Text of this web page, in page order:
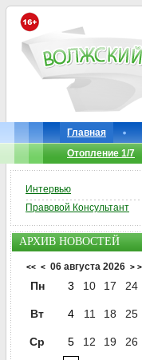
Главная
Отопление 1/7
Интервью
Правовой Консультант
АРХИВ НОВОСТЕЙ
<< < 06 августа 2026 >
Пн 3 10 17 24
Вт 4 11 18 25
Ср 5 12 19
26